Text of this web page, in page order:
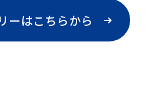
ーはこちらから